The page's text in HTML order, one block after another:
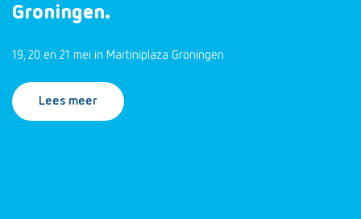
Groningen.
19, 20 en 21 mei in Martiniplaza Groningen
Lees meer